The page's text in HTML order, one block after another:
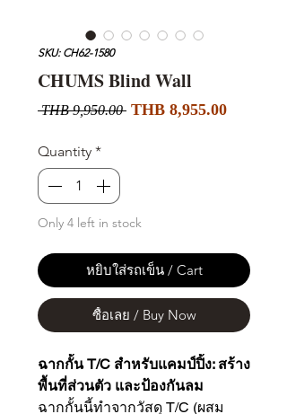
SKU: CH62-1580
CHUMS Blind Wall
THB 9,950.00 Regular
THB 8,955.00Sale
Quantity *
Only 4 left in stock
หยิบใส่รถเข็น / Cart
ซื้อเลย / Buy Now
ฉากกั้น T/C สำหรับแคมป์ปิ้ง: สร้าง
พื้นที่ส่วนตัว และป้องกันลม
ฉากกั้นนี้ทำจากวัสดุ T/C (ผสม